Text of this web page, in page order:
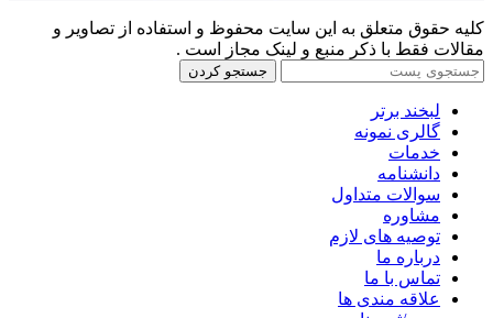
کلیه حقوق متعلق به این سایت محفوظ و استفاده از تصاویر و
مقالات فقط با ذکر منبع و لینک مجاز است .
جستجو کردن
لبخند برتر
گالری نمونه
خدمات
دانشنامه
سوالات متداول
مشاوره
توصیه های لازم
درباره ما
تماس با ما
علاقه مندی ها